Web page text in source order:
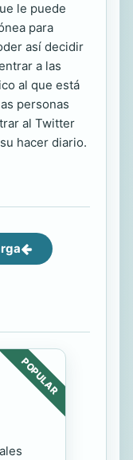
le puede
para
así decidir
a las
al que está
personas
al Twitter
hacer diario.
POPULAR